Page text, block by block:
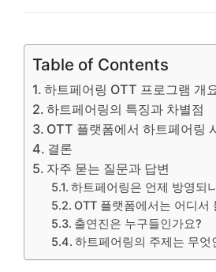
Table of Contents
하트페어링 OTT 프로그램 개
하트페어링의 특징과 차별점
OTT 플랫폼에서 하트페어링
결론
자주 묻는 질문과 답변
하트페어링은 언제 방영되
OTT 플랫폼에서는 어디서
출연진은 누구들인가요?
하트페어링의 주제는 무엇